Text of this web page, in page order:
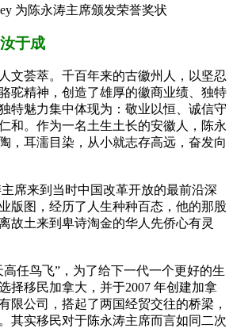
为陈永涛主席颁发荣誉奖状
于成
荟萃。千百年来的古徽州人，以坚忍
驼精神，创造了雄厚的徽商业绩、独特
特魅力集中体现为：敬业以恒、诚信守
和。作为一名土生土长的安徽人，陈永
，耳濡目染，从小就志存高远，奋发向
来到当时中国改革开放的最前沿深
版图，经历了人生种种百态，他的那股
故土来到卑诗淘金的华人先侨心有灵
鸟飞”，为了给下一代一个更好的生
择移民加拿大，并于2007 年创建加拿
限公司，搭起了两国经贸交往的桥梁，
其实移民对于陈永涛主席而言如同二次